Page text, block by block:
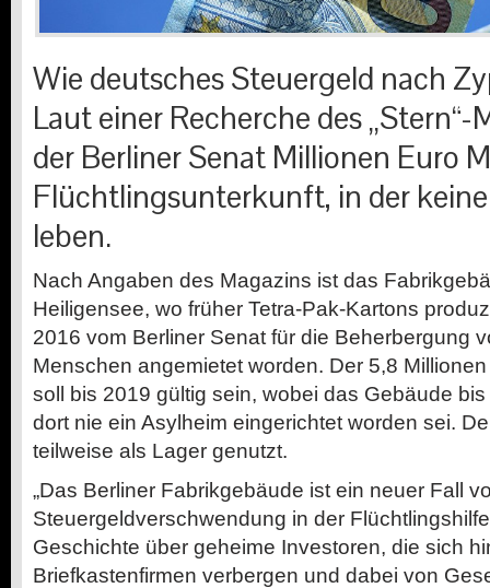
Wie deutsches Steuergeld nach
Laut einer Recherche des „Stern“-
der Berliner Senat Millionen Euro
Flüchtlingsunterkunft, in der
leben.
Nach Angaben des Magazins ist das
Heiligensee, wo früher Tetra-Pak-Kartons
2016 vom Berliner Senat für die Beherbergung
Menschen angemietet worden. Der 5,8
soll bis 2019 gültig sein, wobei das Gebäude
dort nie ein Asylheim eingerichtet worden sei.
teilweise als Lager genutzt.
„Das Berliner Fabrikgebäude ist ein neuer Fall
Steuergeldverschwendung in der
Geschichte über geheime Investoren, die sich
Briefkastenfirmen verbergen und dabei von